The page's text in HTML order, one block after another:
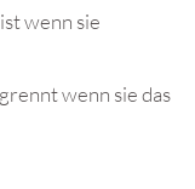
wenn sie
wenn sie das